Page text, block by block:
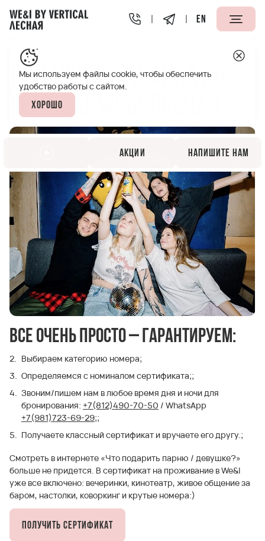
EN
Vertical We&I Лесная Петербург Подари
Подари сертификат в
Vertical WE&I Лесная
Все очень просто – гарантируем:
Выбираем категорию номера;
Определяемся с номиналом сертификата;;
Звоним/пишем нам в любое время дня и ночи для
бронирования: +7(812)490-70-50 / WhatsApp
+7(981)723-69-29;;
Получаете классный сертификат и вручаете его другу.;
Смотреть в интернете «Что подарить парню / девушке?»
больше не придется. В сертификат на проживание в We&I
уже все включено: вечеринки, кинотеатр, живое общение за
баром, настолки, коворкинг и крутые номера:)
Получить сертификат
Мы используем файлы cookie, чтобы обеспечить
удобство работы с сайтом.
Хорошо
Акции Напишите нам